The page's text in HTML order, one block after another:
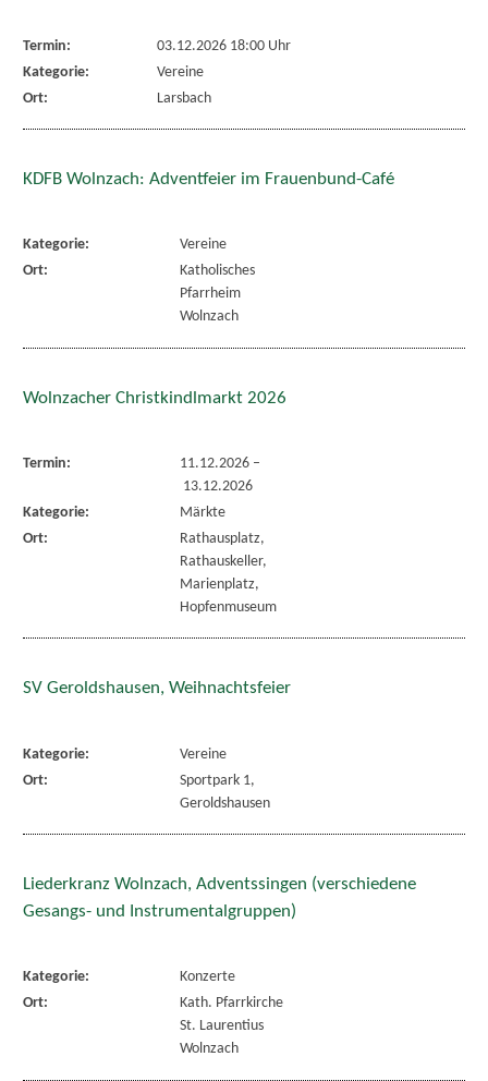
Termin:
03.12.2026 18:00 Uhr
Kategorie:
Vereine
Ort:
Larsbach
KDFB Wolnzach: Adventfeier im Frauenbund-Café
Kategorie:
Vereine
Ort:
Katholisches
Pfarrheim
Wolnzach
Wolnzacher Christkindlmarkt 2026
Termin: 11.12.2026–
13.12.2026
Kategorie:
Märkte
Ort:
Rathausplatz,
Rathauskeller,
Marienplatz,
Hopfenmuseum
SV Geroldshausen, Weihnachtsfeier
Kategorie:
Vereine
Ort:
Sportpark 1,
Geroldshausen
Liederkranz Wolnzach, Adventssingen (verschiedene
Gesangs- und Instrumentalgruppen)
Kategorie:
Konzerte
Ort:
Kath. Pfarrkirche
St. Laurentius
Wolnzach